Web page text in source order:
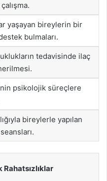
yaşayan bireylerin bir
bulmaları.
tedavisinde ilaç
psikolojik süreçlere
bireylerle yapılan
Rahatsızlıklar